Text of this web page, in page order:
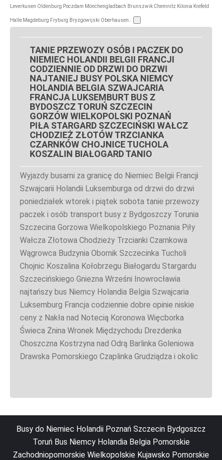
Leverkusen Oldenburg Poczdam Mönchengladbach Brunszwik Chemnitz Kilonia Krefeld
Halle Magdeburg Fryburg Bryzgowijski Oberhausen.:
TANIE PRZEWOZY OSÓB I PACZEK DO
NIEMIEC HOLANDII BELGII FRANCJI
CODZIENNIE OD DRZWI DO DRZWI
NAJTANIEJ BUSY POLSKA NIEMCY
HOLANDIA BELGIA SZWAJCARIA
FRANCJA LUKSEMBURT BUS Z
BYDOSZCZ TORUŃ SZCZECIN
GORZÓW WIELKOPOLSKI POZNAŃ
PIŁA STARGARD SZCZECIŃSKI WAŁCZ
CHODZIEŻ ZŁOTÓW TRZCIANKA
CZARNKÓW CHOJNICE TUCHOLA
KOSZALIN BIAŁOGARD TANIO
Wyjazdy busami za granicę do Niemiec Belgii Francji
Szwajcarii Holandii Luksemburga od drzwi do drzwi
poniedziałek wtorek i piątek sobota tanie przewozy
paczek i osób transport busy z Bydgoszczy Torunia
Szczecina Gorzowa Wielkopolskiego Poznania Piły
Wałcza Złotowa Chodzieży Trzcianki Czarnkowa
Wągrowca Budzynia Obornik Szczecinka Tucholi
Chojnic Koszalina Kołobrzegu Białogardu Stargardu
Szczecińskiego Gniezna Wrześni Inowrocławia
najtańszy bus Niemcy Holandia Belgia Szwajcaria
Luksemburg Francja codziennie dobre opinie niskie
ceny z Nakła nad Notecią Koronowa Więcborka
Świeca Żnina Wronek Międzychodu Drezdenka
Choszczna Kostrzyna nad Odrą Barlinka Goleniowa
Drawska Pomorskiego Czaplinka Grudziądza i okolic
Busy do Niemiec Holandii Poznań Szczecin Bydgoszcz
Toruń Bus Niemcy Holandia Belgia Pomorskie
Zachodniopomorskie Wielkopolskie Kujawsko Pomorskie